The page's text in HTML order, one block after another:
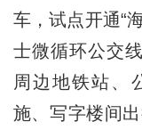
车，试点开通“
士微循环公交
周边地铁站、
施、写字楼间